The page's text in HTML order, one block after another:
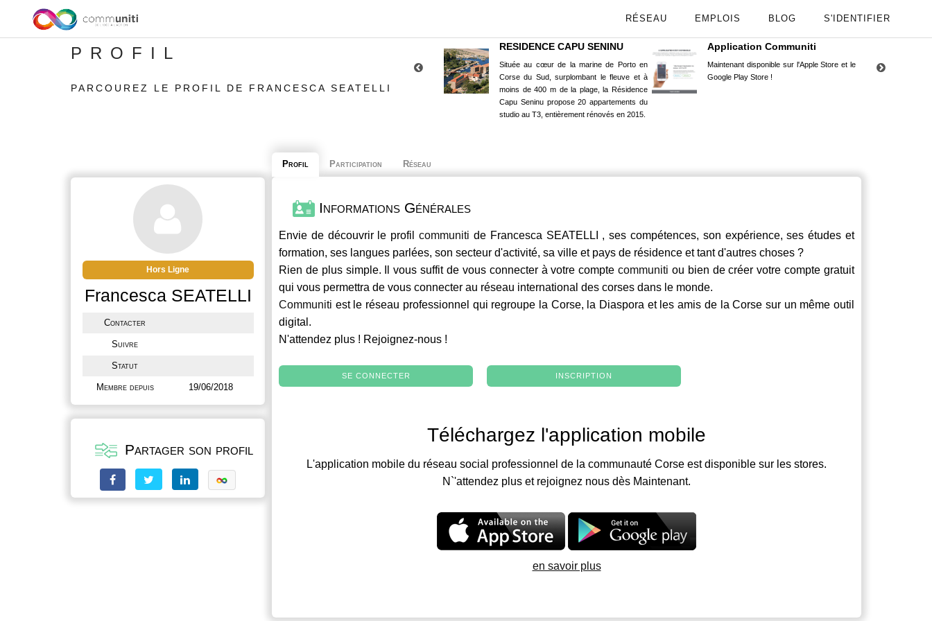
RÉSEAU EMPLOIS BLOG S'IDENTIFIER
PROFIL
PARCOUREZ LE PROFIL DE FRANCESCA SEATELLI
RESIDENCE CAPU SENINU
Située au cœur de la marine de Porto en
Corse du Sud, surplombant le fleuve et à
moins de 400 m de la plage, la Résidence
Capu Seninu propose 20 appartements du
studio au T3, entièrement rénovés en 2015.
Application Communiti
Maintenant disponible sur l'Apple Store et le
Google Play Store !
Hors Ligne
Francesca SEATELLI
Contacter
Suivre
Statut
Membre depuis 19/06/2018
Partager son profil
Profil Participation Réseau
Informations Générales
Envie de découvrir le profilcommuniti de Francesca SEATELLI , ses compétences, son expérience, ses études et
formation, ses langues parlées, son secteur d'activité, sa ville et pays de résidence et tant d'autres choses ?
Rien de plus simple. Il vous suffit de vous connecter à votre comptecommuniti ou bien de créer votre compte gratuit
qui vous permettra de vous connecter au réseau international des corses dans le monde.
Communiti est le réseau professionnel qui regroupe la Corse, la Diaspora et les amis de la Corse sur un même outil
digital.
N'attendez plus ! Rejoignez-nous !
SE CONNECTER INSCRIPTION
Téléchargez l'application mobile
L'application mobile du réseau social professionnel de la communauté Corse est disponible sur les stores.
N`'attendez plus et rejoignez nous dès Maintenant.
en savoir plus